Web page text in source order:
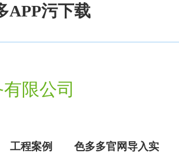
APP污下载
限公司
工程案例 色多多官网导入实